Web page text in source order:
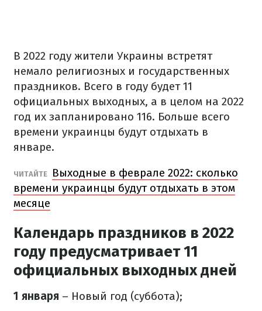
В 2022 году жители Украины встретят
немало религиозных и государственных
праздников. Всего в году будет 11
официальных выходных, а в целом на 2022
год их запланировано 116. Больше всего
времени украинцы будут отдыхать в
январе.
ЧИТАЙТЕ
Выходные в феврале 2022: сколько
времени украинцы будут отдыхать в этом
месяце
Календарь праздников в 2022
году предусматривает 11
официальных выходных дней
1 января – Новый год (суббота);